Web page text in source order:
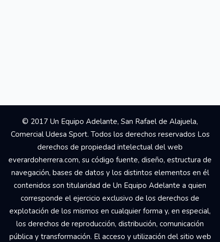
© 2017 Un Equipo Adelante, San Rafael de Alajuela,
Comercial Udesa Sport. Todos los derechos reservados Los
derechos de propiedad intelectual del web
everardoherrera.com, su código fuente, diseño, estructura de
navegación, bases de datos y los distintos elementos en él
contenidos son titularidad de Un Equipo Adelante a quien
corresponde el ejercicio exclusivo de los derechos de
explotación de los mismos en cualquier forma y, en especial,
los derechos de reproducción, distribución, comunicación
pública y transformación. El acceso y utilización del sitio web